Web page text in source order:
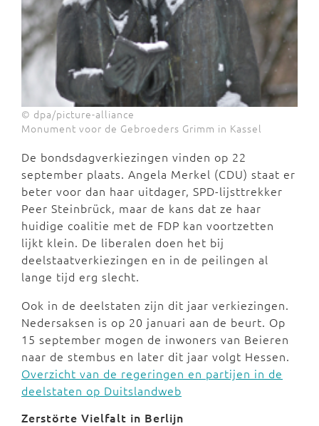
© dpa/picture-alliance
Monument voor de Gebroeders Grimm in Kassel
De bondsdagverkiezingen vinden op 22
september plaats. Angela Merkel (CDU) staat er
beter voor dan haar uitdager, SPD-lijsttrekker
Peer Steinbrück, maar de kans dat ze haar
huidige coalitie met de FDP kan voortzetten
lijkt klein. De liberalen doen het bij
deelstaatverkiezingen en in de peilingen al
lange tijd erg slecht.
Ook in de deelstaten zijn dit jaar verkiezingen.
Nedersaksen is op 20 januari aan de beurt. Op
15 september mogen de inwoners van Beieren
naar de stembus en later dit jaar volgt Hessen.
Overzicht van de regeringen en partijen in de
deelstaten op Duitslandweb
Zerstörte Vielfalt in Berlijn